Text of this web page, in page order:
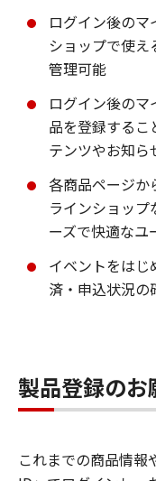
ログイン後の
ショップで使
管理可能
ログイン後の
品を登録するこ
テンツやお知ら
各商品ページか
ラインショッ
ーズで快適なユ
イベントをは
済・申込状況の
製品登録のお
これまでの商品情報